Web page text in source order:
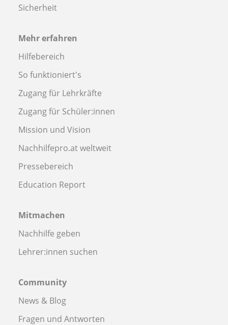
Sicherheit
Mehr erfahren
Hilfebereich
So funktioniert's
Zugang für Lehrkräfte
Zugang für Schüler:innen
Mission und Vision
Nachhilfepro.at weltweit
Pressebereich
Education Report
Mitmachen
Nachhilfe geben
Lehrer:innen suchen
Community
News & Blog
Fragen und Antworten